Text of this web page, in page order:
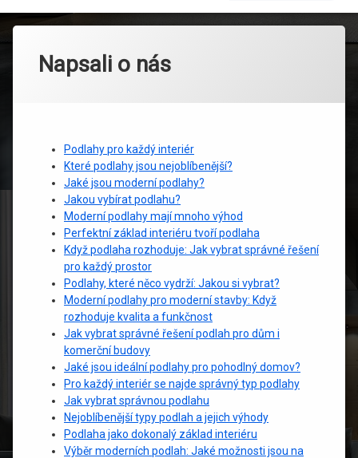
Napsali o nás
Podlahy pro každý interiér
Které podlahy jsou nejoblíbenější?
Jaké jsou moderní podlahy?
Jakou vybírat podlahu?
Moderní podlahy mají mnoho výhod
Perfektní základ interiéru tvoří podlaha
Když podlaha rozhoduje: Jak vybrat správné řešení
pro každý prostor
Podlahy, které něco vydrží: Jakou si vybrat?
Moderní podlahy pro moderní stavby: Když
rozhoduje kvalita a funkčnost
Jak vybrat správné řešení podlah pro dům i
komerční budovy
Jaké jsou ideální podlahy pro pohodlný domov?
Pro každý interiér se najde správný typ podlahy
Jak vybrat správnou podlahu
Nejoblíbenější typy podlah a jejich výhody
Podlaha jako dokonalý základ interiéru
Výběr moderních podlah: Jaké možnosti jsou na